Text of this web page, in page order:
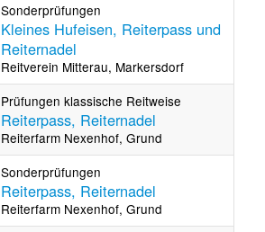
Sonderprüfungen
Kleines Hufeisen, Reiterpass und
Reiternadel
Reitverein Mitterau, Markersdorf
Prüfungen klassische Reitweise
Reiterpass, Reiternadel
Reiterfarm Nexenhof, Grund
Sonderprüfungen
Reiterpass, Reiternadel
Reiterfarm Nexenhof, Grund